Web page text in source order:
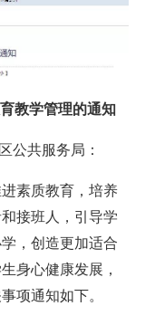
教学管理的通知
公共服务局：
素质教育，培养
接班人，引导学
，创造更加适合
身心健康发展，
项通知如下。